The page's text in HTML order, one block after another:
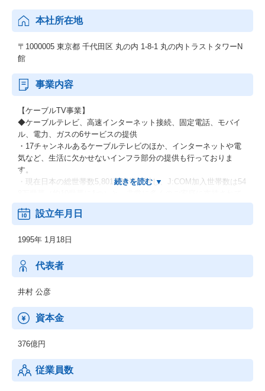
本社所在地
〒1000005 東京都 千代田区 丸の内 1-8-1 丸の内トラストタワーN
館
事業内容
【ケーブルTV事業】
◆ケーブルテレビ、高速インターネット接続、固定電話、モバイ
ル、電力、ガスの6サービスの提供
・17チャンネルあるケーブルテレビのほか、インターネットや電
気など、生活に欠かせないインフラ部分の提供も行っておりま
す。
・現在日本の総世帯数5,801万世帯に対し、J:COM加入世帯数は54
おります！
◆各種専門チャンネルへの出資、運営：現在ジュピターテレコム
では、17チャンネルを運営しております！
◆各種VODサービスへのコンテンツ調達、販売：例）「NETFLI
X」
◆映画の企画製作、配給：例）「カメラを止めるな！」など
設立年月日
1995年 1月18日
代表者
井村 公彦
資本金
376億円
従業員数